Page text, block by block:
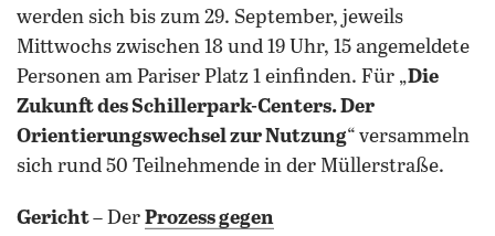
werden sich bis zum 29. September, jeweils
Mittwochs zwischen 18 und 19 Uhr, 15 angemeldete
Personen am Pariser Platz 1 einfinden. Für „Die
Zukunft des Schillerpark-Centers. Der
Orientierungswechsel zur Nutzung“ versammeln
sich rund 50 Teilnehmende in der Müllerstraße.
Gericht– Der Prozess gegen